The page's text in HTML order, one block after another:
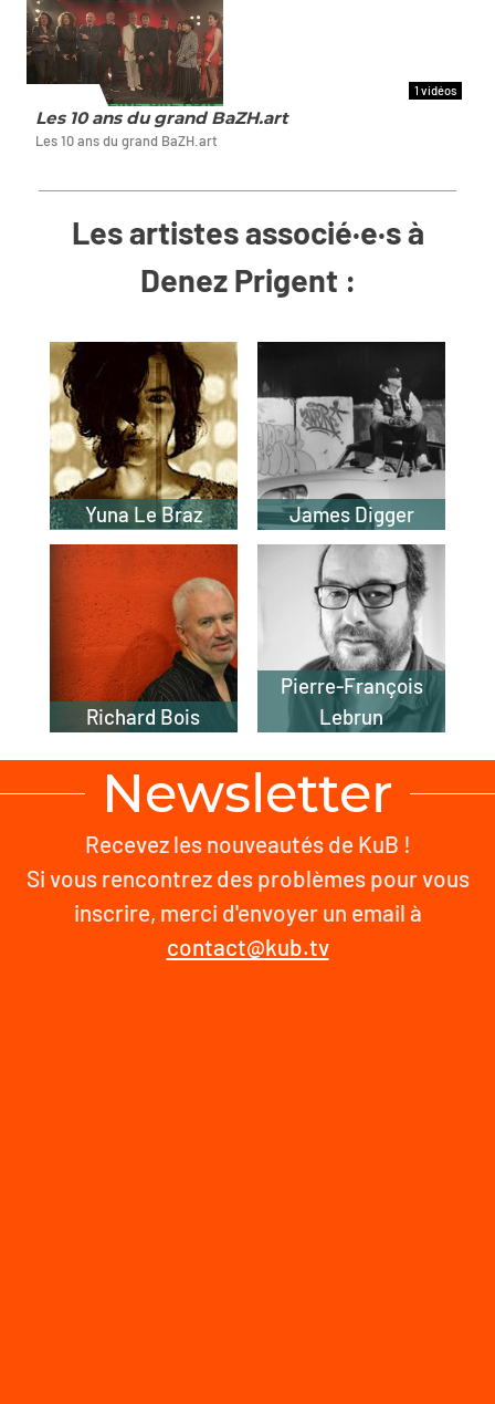
1 vidéos
Les 10 ans du grand BaZH.art
Les 10 ans du grand BaZH.art
Les artistes associé·e·s à
Denez Prigent :
Yuna Le Braz James Digger
Richard Bois
Pierre-François
Lebrun
Newsletter
Recevez les nouveautés de KuB !
Si vous rencontrez des problèmes pour vous
inscrire, merci d'envoyer un email à
contact@kub.tv